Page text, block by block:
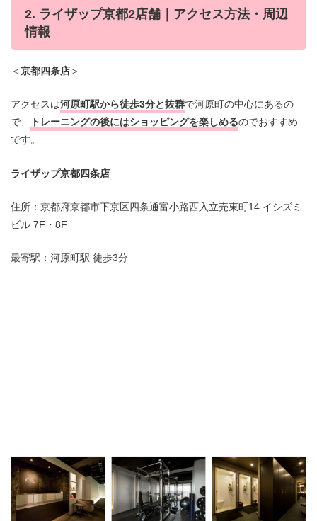
2. ライザップ京都2店舗｜アクセス方法・周辺
情報
＜京都四条店＞
アクセスは河原町駅から徒歩3分と抜群で河原町の中心にあるの
で、
トレーニングの後にはショッピングを楽しめるのでおすすめ
です。
ライザップ京都四条店
住所：京都府京都市下京区四条通富小路西入立売東町14 イシズミ
ビル 7F・8F
最寄駅：河原町駅 徒歩3分